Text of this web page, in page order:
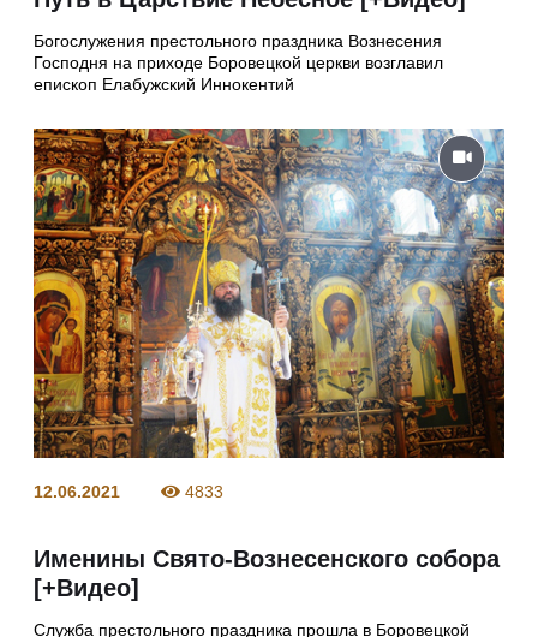
Богослужения престольного праздника Вознесения
Господня на приходе Боровецкой церкви возглавил
епископ Елабужский Иннокентий
12.06.2021 4833
Именины Свято-Вознесенского собора
[+Видео]
Служба престольного праздника прошла в Боровецкой